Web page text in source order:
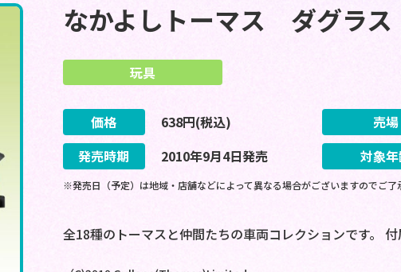
なかよしトーマス ダグラス
玩具
価格 638円(税込) 売場
発売時期
2010年9月4日発売 対象
※発売日（予定）は地域・店舗などによって異なる場合がございますのでご了
全18種のトーマスと仲間たちの車両コレクションです。